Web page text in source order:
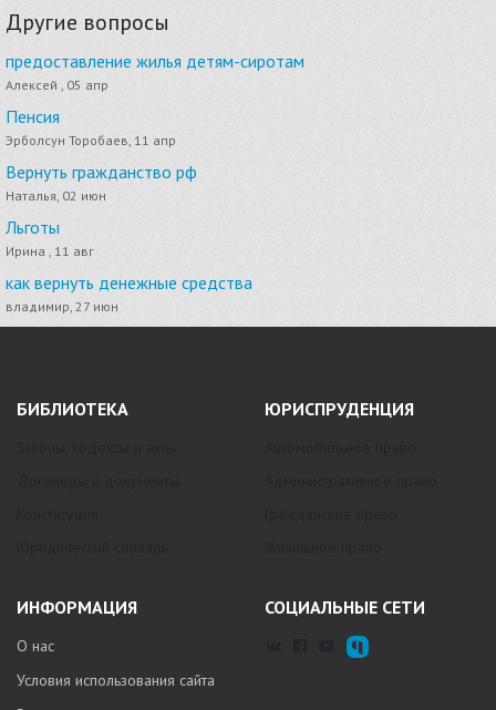
Другие вопросы
предоставление жилья детям-сиротам
Алексей , 05 апр
Пенсия
Эрболсун Торобаев, 11 апр
Вернуть гражданство рф
Наталья, 02 июн
Льготы
Ирина , 11 авг
как вернуть денежные средства
владимир, 27 июн
БИБЛИОТЕКА ЮРИСПРУДЕНЦИЯ
ИНФОРМАЦИЯ
О нас
Условия использования сайта
СОЦИАЛЬНЫЕ СЕТИ